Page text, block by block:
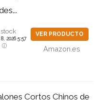
2026 5:57
VER PRODUCTO
Amazon.es
Cortos Chinos de